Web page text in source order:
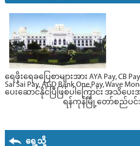
ရေဖိုးရေခပြေစာများအား AYA Pay, CB
Sai Sai Pay, AGD Bank One Pay, Wave
ပေးဆောင်နိုင်ပြီဖြစ်ပါကြောင်း အသိပေ
ရန်ကုန်မြို့တော်စည်ပ
ရှေ့သို့